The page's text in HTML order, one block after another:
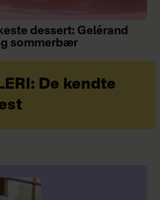
dessert: Gelérand
sommerbær
De kendte